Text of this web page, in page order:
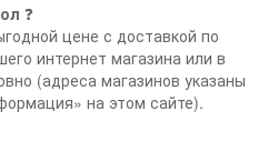
❓
цене с доставкой по
интернет магазина или в
(адреса магазинов указаны
на этом сайте).